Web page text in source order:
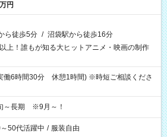
円
ら徒歩5分 / 沼袋駅から徒歩16分
上！誰もが知る大ヒットアニメ・映画の制作
働6時間30分 休憩1時間) ※時短ご相談くださ
～長期 ※9月～！
50代活躍中 / 服装自由